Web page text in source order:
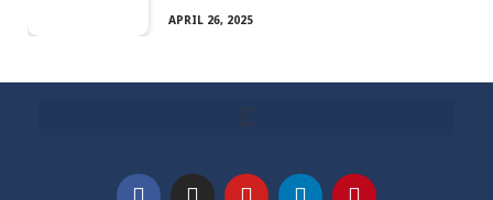
APRIL 26, 2025